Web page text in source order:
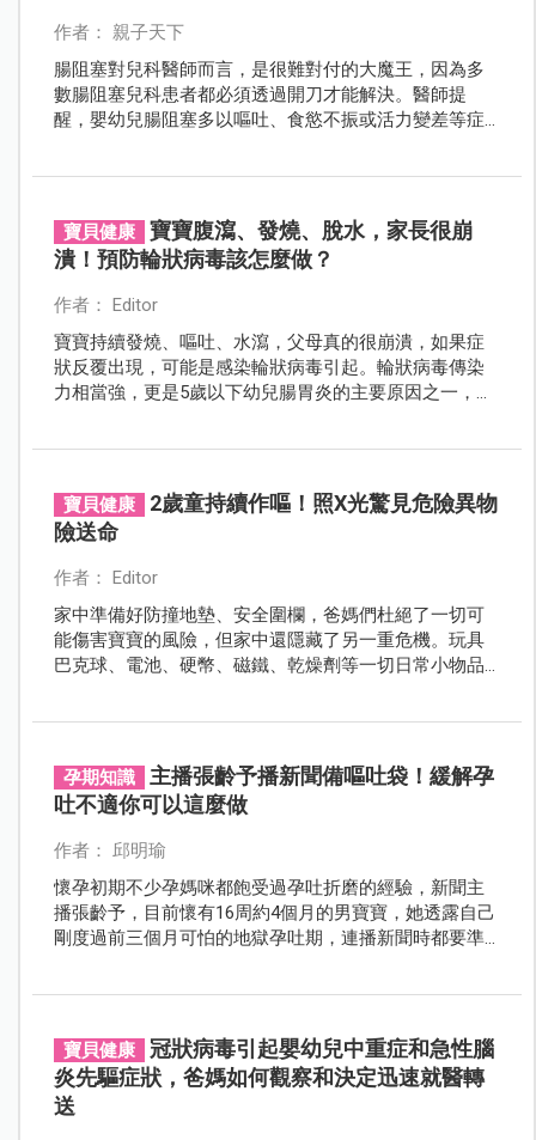
作者： 親子天下
腸阻塞對兒科醫師而言，是很難對付的大魔王，因為多
數腸阻塞兒科患者都必須透過開刀才能解決。醫師提
醒，嬰幼兒腸阻塞多以嘔吐、食慾不振或活力變差等症
寶貝健康
寶寶腹瀉、發燒、脫水，家長很崩
潰！預防輪狀病毒該怎麼做？
作者： Editor
寶寶持續發燒、嘔吐、水瀉，父母真的很崩潰，如果症
狀反覆出現，可能是感染輪狀病毒引起。輪狀病毒傳染
力相當強，更是5歲以下幼兒腸胃炎的主要原因之一，一
之外，接種輪狀病毒疫苗能降低寶寶感染機率以及住院
風險，是最佳的預防方式。
寶貝健康
2歲童持續作嘔！照X光驚見危險異物
險送命
作者： Editor
家中準備好防撞地墊、安全圍欄，爸媽們杜絕了一切可
能傷害寶寶的風險，但家中還隱藏了另一重危機。玩具
巴克球、電池、硬幣、磁鐵、乾燥劑等一切日常小物品
防為先。
孕期知識
主播張齡予播新聞備嘔吐袋！緩解孕
吐不適你可以這麼做
作者： 邱明瑜
懷孕初期不少孕媽咪都飽受過孕吐折磨的經驗，新聞主
播張齡予，目前懷有16周約4個月的男寶寶，她透露自己
剛度過前三個月可怕的地獄孕吐期，連播新聞時都要準
寶貝健康
冠狀病毒引起嬰幼兒中重症和急性腦
炎先驅症狀，爸媽如何觀察和決定迅速就醫轉
送